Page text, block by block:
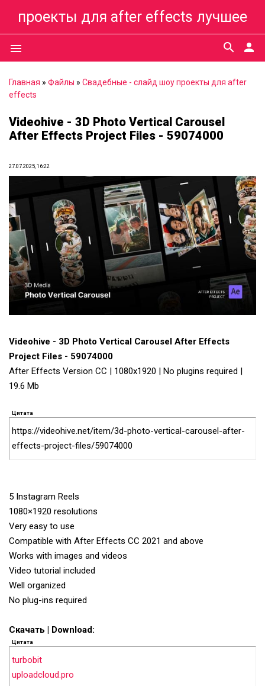
проекты для after effects лучшее
menu person
search
Главная » Файлы » Свадебные - слайд шоу проекты для after
effects
Videohive - 3D Photo Vertical Carousel
After Effects Project Files - 59074000
27.07.2025, 16:22
Videohive - 3D Photo Vertical Carousel After Effects
Project Files - 59074000
After Effects Version CC | 1080x1920 | No plugins required |
19.6 Mb
Цитата
https://videohive.net/item/3d-photo-vertical-carousel-after-
effects-project-files/59074000
5 Instagram Reels
1080×1920 resolutions
Very easy to use
Compatible with After Effects CC 2021 and above
Works with images and videos
Video tutorial included
Well organized
No plug-ins required
Скачать | Download:
Цитата
turbobit
uploadcloud.pro